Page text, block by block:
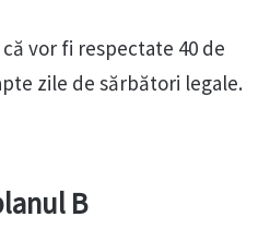
vor fi respectate 40 de
zile de sărbători legale.
B